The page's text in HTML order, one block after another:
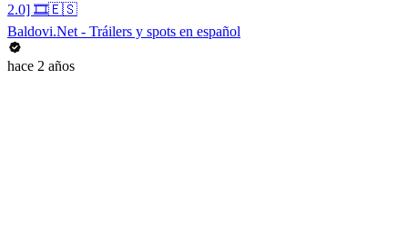
2.0] 🎞️🇪🇸
Baldovi.Net - Tráilers y spots en español
hace 2 años